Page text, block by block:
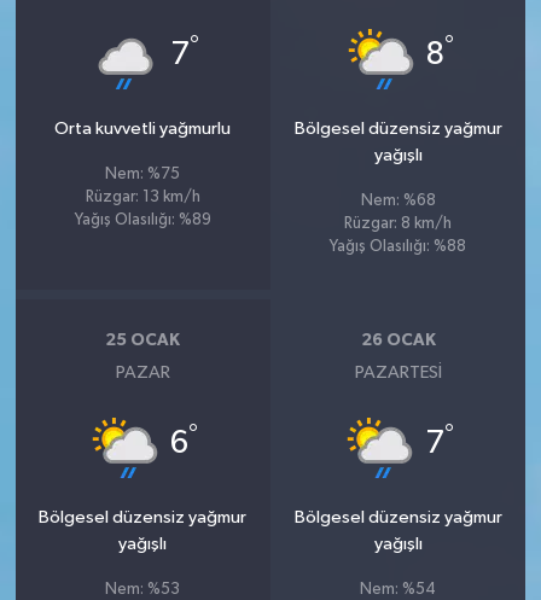
7°
Orta kuvvetli yağmurlu
Nem: %75
Rüzgar: 13 km/h
Yağış Olasılığı: %89
8°
Bölgesel düzensiz yağmur
yağışlı
Nem: %68
Rüzgar: 8 km/h
Yağış Olasılığı: %88
25 OCAK
PAZAR
6°
Bölgesel düzensiz yağmur
yağışlı
Nem: %53
26 OCAK
PAZARTESI
7°
Bölgesel düzensiz yağmur
yağışlı
Nem: %54